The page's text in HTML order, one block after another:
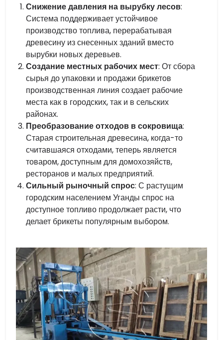
Снижение давления на вырубку лесов:
Система поддерживает устойчивое
производство топлива, перерабатывая
древесину из снесенных зданий вместо
вырубки новых деревьев.
Создание местных рабочих мест: От сбора
сырья до упаковки и продажи брикетов
производственная линия создает рабочие
места как в городских, так и в сельских
районах.
Преобразование отходов в сокровища:
Старая строительная древесина, когда-то
считавшаяся отходами, теперь является
товаром, доступным для домохозяйств,
ресторанов и малых предприятий.
Сильный рыночный спрос: С растущим
городским населением Уганды спрос на
доступное топливо продолжает расти, что
делает брикеты популярным выбором.